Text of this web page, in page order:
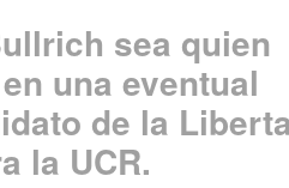
sea quien
una eventual
de la
la UCR.